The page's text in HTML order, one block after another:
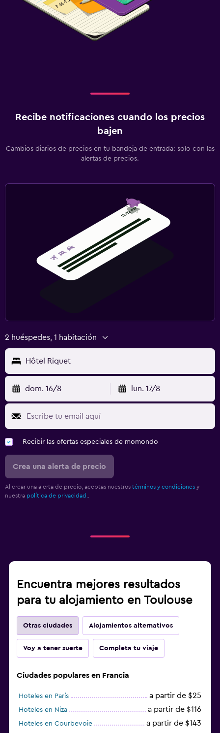
Recibe notificaciones cuando los precios
bajen
Cambios diarios de precios en tu bandeja de entrada: solo con las
alertas de precios.
2 huéspedes, 1 habitación
Hôtel Riquet
dom. 16/8 lun. 17/8
Recibir las ofertas especiales de momondo
Crea una alerta de precio
Al crear una alerta de precio, aceptas nuestros términos y condiciones y
nuestra política de privacidad.
Encuentra mejores resultados
para tu alojamiento en Toulouse
Otras ciudades Alojamientos alternativos
Voy a tener suerte Completa tu viaje
Ciudades populares en Francia
Hoteles en París a partir de $25
Hoteles en Niza a partir de $116
Hoteles en Courbevoie a partir de $143